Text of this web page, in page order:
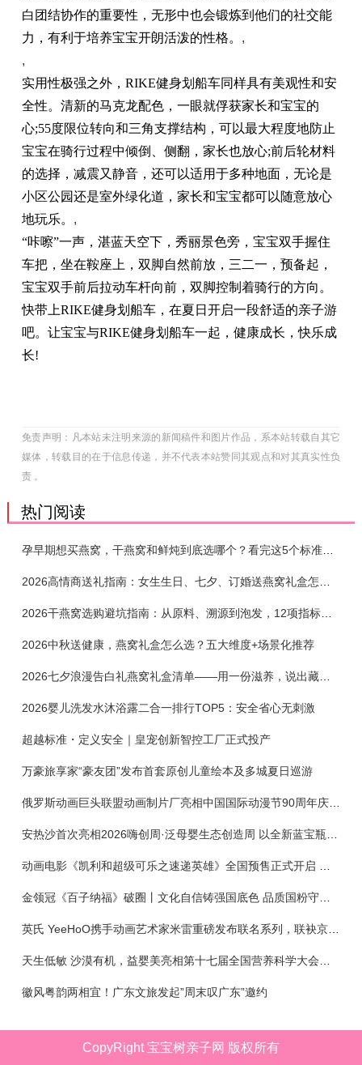
白团结协作的重要性，无形中也会锻炼到他们的社交能
力，有利于培养宝宝开朗活泼的性格。 ,
,
实用性极强之外，RIKE健身划船车同样具有美观性和安
全性。清新的马克龙配色，一眼就俘获家长和宝宝的
心;55度限位转向和三角支撑结构，可以最大程度地防止
宝宝在骑行过程中倾倒、侧翻，家长也放心;前后轮材料
的选择，减震又静音，还可以适用于多种地面，无论是
小区公园还是室外绿化道，家长和宝宝都可以随意放心
地玩乐。 ,
“咔嚓”一声，湛蓝天空下，秀丽景色旁，宝宝双手握住
车把，坐在鞍座上，双脚自然前放，三二一，预备起，
宝宝双手前后拉动车杆向前，双脚控制着骑行的方向。
快带上RIKE健身划船车，在夏日开启一段舒适的亲子游
吧。让宝宝与RIKE健身划船车一起，健康成长，快乐成
长!
免责声明：凡本站未注明来源的新闻稿件和图片作品，系本站转载自其它
媒体，转载目的在于信息传递，并不代表本站赞同其观点和对其真实性负
责 。
热门阅读
孕早期想买燕窝，干燕窝和鲜炖到底选哪个？看完这5个标准再下单
2026干燕窝选购避坑指南：从原料、溯源到泡发，12项指标判断靠谱燕窝
2026中秋送健康，燕窝礼盒怎么选？五大维度+场景化推荐
2026七夕浪漫告白礼燕窝礼盒清单——用一份滋养，说出藏在心底的爱
2026婴儿洗发水沐浴露二合一排行TOP5：安全省心无刺激
超越标准・定义安全｜皇宠创新智控工厂正式投产
万豪旅享家“豪友团”发布首套原创儿童绘本及多城夏日巡游
俄罗斯动画巨头联盟动画制片厂亮相中国国际动漫节90周年庆开启中国之旅新篇章
金领冠《百子纳福》破圈丨文化自信铸强国底色 品质国粉守护新生
英氏 YeeHoO携手动画艺术家米雷重磅发布联名系列，联袂京东深化全渠道战略
徽风粤韵两相宜！广东文旅发起”周末叹广东”邀约
CopyRight 宝宝树亲子网 版权所有